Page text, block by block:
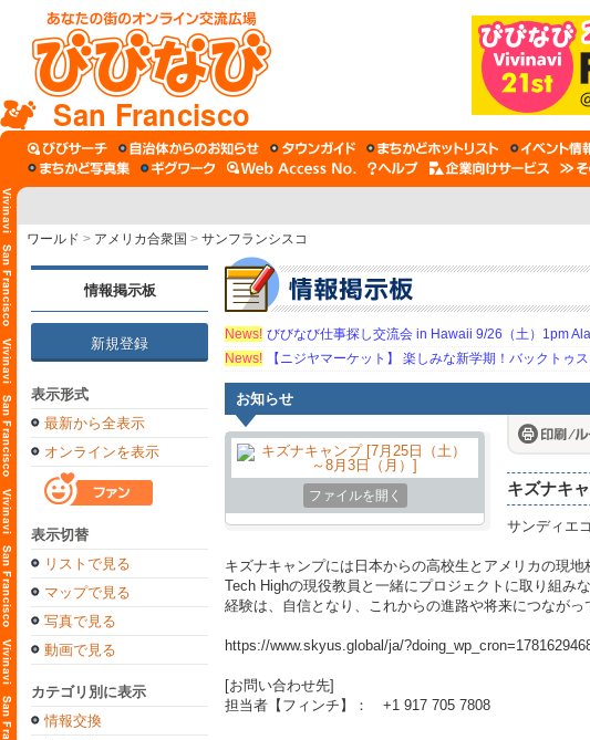
San Francisco
ワールド > アメリカ合衆国 > サンフランシスコ
情報掲示板
新規登録
表示形式
最新から全表示
オンラインを表示
表示切替
リストで見る
マップで見る
写真で見る
動画で見る
カテゴリ別に表示
情報交換
News! びびなび仕事探し交流会 in Hawaii 9/26（土）1pm
News!
【ニジヤマーケット】 楽しみな新学期！バックトゥ
お知らせ
ファイルを開く キズナキ
サンディエ
キズナキャンプには日本からの高校生とアメリカの現
Tech Highの現役教員と一緒にプロジェクトに取り組み
経験は、自信となり、これからの進路や将来につなが
https://www.skyus.global/ja/
[お問い合わせ先]
担当者【フィンチ】： +1 917 705 7808